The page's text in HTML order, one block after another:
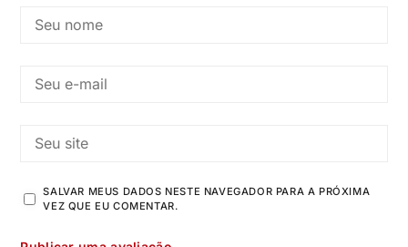
SALVAR MEUS DADOS NESTE NAVEGADOR PARA A PRÓXIMA
VEZ QUE EU COMENTAR.